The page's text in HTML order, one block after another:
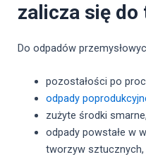
zalicza się
Do odpadów
pozostałości po
odpady
zużyte środki
odpady powstałe w
tworzyw sztucznych,